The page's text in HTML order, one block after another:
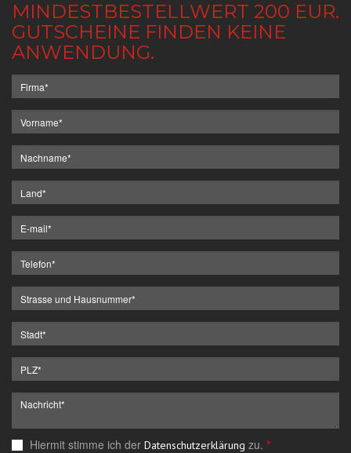
MINDESTBESTELLWERT 200 EUR.
GUTSCHEINE FINDEN KEINE
ANWENDUNG.
Hiermit stimme ich der Datenschutzerklärung zu. *